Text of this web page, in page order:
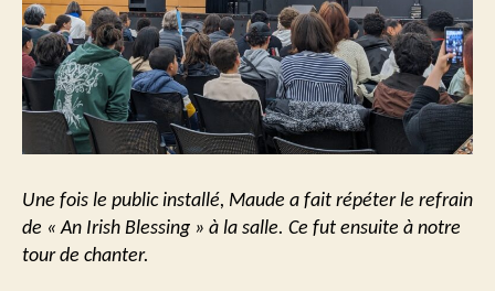
Une fois le public installé, Maude a fait répéter le refrain
de «An Irish Blessing » à la salle. Ce fut ensuite à notre
tour de chanter.